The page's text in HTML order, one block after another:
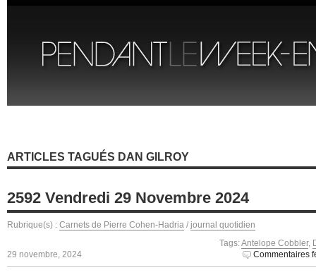
ARTICLES TAGUÉS DAN GILROY
2592 Vendredi 29 Novembre 2024
Rubrique(s) : Carnets de Pierre Cohen-Hadria / journal quotidien
Tags:Antelope Cobbler,
29 novembre, 2024
Commentaires